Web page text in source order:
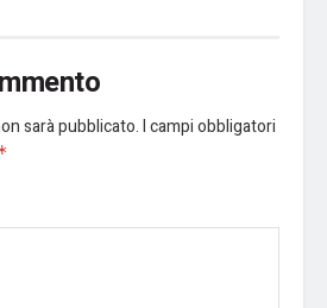
sarà pubblicato.I campi obbligatori